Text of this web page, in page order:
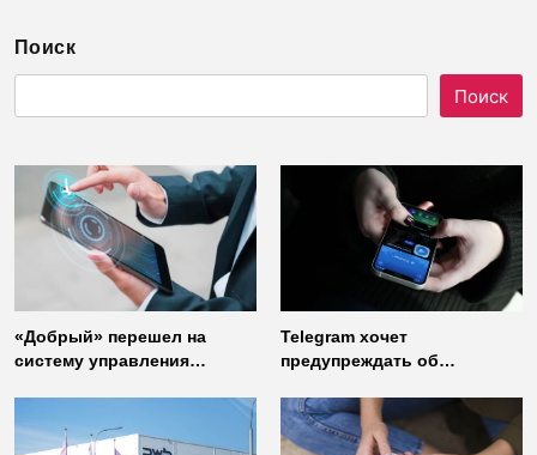
Поиск
Поиск
«Добрый» перешел на
систему управления
Telegram хочет
предупреждать об
неофициальных клиентов
мессенджера